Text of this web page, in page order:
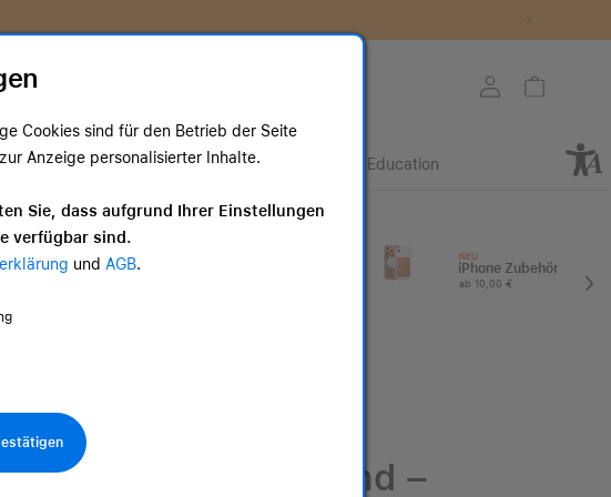
Mein KontoWarenkorb
Angebote Retail Education
NEU
iPhone Zubehör
ab 10,00 €
Crossbody Band –
Cookies sind für den Betrieb der Seite
Anzeige personalisierter Inhalte.
Sie, dass aufgrund Ihrer Einstellungen
verfügbar sind.
und AGB.